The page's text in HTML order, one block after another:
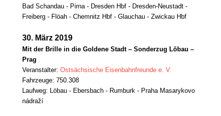
Bad Schandau - Pirna - Dresden Hbf - Dresden-Neustadt -
Freiberg - Flöah - Chemnitz Hbf - Glauchau - Zwickau Hbf
30. März 2019
Mit der Brille in die Goldene Stadt – Sonderzug Löbau –
Prag
Veranstalter: Ostsächsische Eisenbahnfreunde e. V.
Fahrzeuge: 750.308
Laufweg: Löbau - Ebersbach - Rumburk - Praha Masarykovo
nádraží